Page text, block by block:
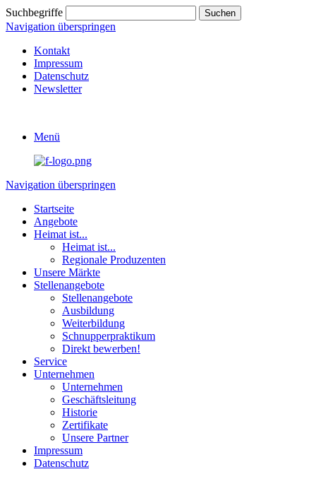
Suchbegriffe
Navigation überspringen
Kontakt
Impressum
Datenschutz
Newsletter
Menü
Navigation überspringen
Startseite
Angebote
Heimat ist...
Heimat ist...
Regionale Produzenten
Unsere Märkte
Stellenangebote
Stellenangebote
Ausbildung
Weiterbildung
Schnupperpraktikum
Direkt bewerben!
Service
Unternehmen
Unternehmen
Geschäftsleitung
Historie
Zertifikate
Unsere Partner
Impressum
Datenschutz